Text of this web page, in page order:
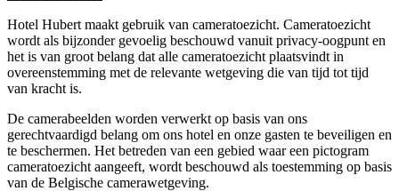
Hotel Hubert maakt gebruik van cameratoezicht. Cameratoezicht
wordt als bijzonder gevoelig beschouwd vanuit privacy-oogpunt en
het is van groot belang dat alle cameratoezicht plaatsvindt in
overeenstemming met de relevante wetgeving die van tijd tot tijd
van kracht is.
De camerabeelden worden verwerkt op basis van ons
gerechtvaardigd belang om ons hotel en onze gasten te beveiligen en
te beschermen. Het betreden van een gebied waar een pictogram
cameratoezicht aangeeft, wordt beschouwd als toestemming op basis
van de Belgische camerawetgeving.